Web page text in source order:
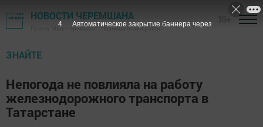
НОВОСТИ ЧЕРЕМШАНА
Газета "Наш Черемшан" - Черемшанский район
ЗНАЙТЕ
Непогода не повлияла на работу
железнодорожного транспорта в
Татарстане
3 Автоматическое закрытие баннера через